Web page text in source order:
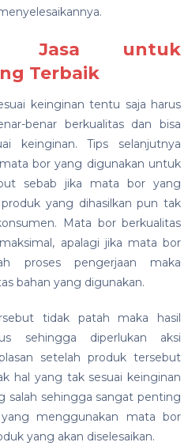
Jasa untuk
Terbaik
keinginan tentu saja harus
benar berkualitas dan bisa
keinginan. Tips selanjutnya
bor yang digunakan untuk
sebab jika mata bor yang
yang dihasilkan pun tak
Mata bor berkualitas
apalagi jika mata bor
proses pengerjaan maka
bahan yang digunakan.
tidak patah maka hasil
sehingga diperlukan aksi
setelah produk tersebut
hal yang tak sesuai keinginan
salah sehingga sangat penting
menggunakan mata bor
yang akan diselesaikan.